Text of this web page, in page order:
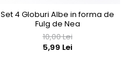
Set 4 Globuri Albe in forma de
Fulg de Nea
10,00 Lei
5,99 Lei